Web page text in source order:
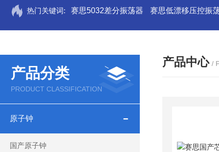
热门关键词: 赛思5032差分振荡器 赛思低漂移压控振
产品分类
PRODUCT CLASSIFICATION
原子钟
国产原子钟
产品中心 /